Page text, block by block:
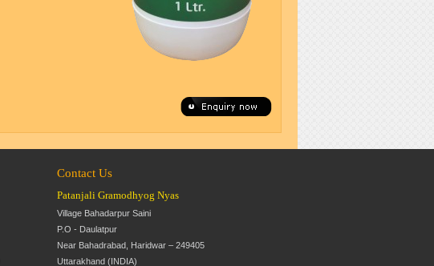
Contact Us
Patanjali Gramodhyog Nyas
Village Bahadarpur Saini
P.O - Daulatpur
Near Bahadrabad, Haridwar – 249405
Uttarakhand (INDIA)